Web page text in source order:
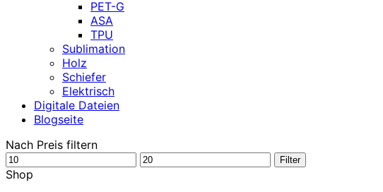
PET-G
ASA
TPU
Sublimation
Holz
Schiefer
Elektrisch
Digitale Dateien
Blogseite
Nach Preis filtern
Min.
Preis
Max.
Filter
Shop